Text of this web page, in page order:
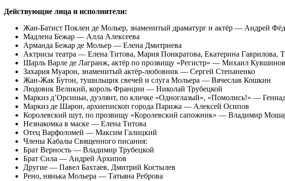
Действующие лица и исполнители:
Жан-Батист Поклен де Мольер, знаменитый драматург и актёр — Андрей
Мадлена Бежар — Алла Алексеева
Арманда Бежар де Мольер — Елена Дмитриева
Актрисы театра — Елена Титова, Мария Понкратова, Екатерина Гаврилова,
Шарль Варле де Лагранж, актёр по прозвищу «Регистр» — Михаил Кувшинов
Захария Муарон, знаменитый актёр-любовник — Сергей Степаненко
Жан-Жак Бутон, тушильщик свечей и слуга Мольера — Вячеслав Кошкин
Людовик Великий, король Франции — Николай Трубецкой
Маркиз д’Орсиньи, дуэлянт, по кличке «Одноглазый», «Помолись!» —
Маркиз де Шарон, архиепископ города Парижа — Алексей Осипов
Королевский шут, по прозвищу «Королевский сапожник» — Владимир
Незнакомка в маске — Елена Титова
Отец Варфоломей — Максим Галицкий
Члены Кабалы Священного писания:
Брат Верность — Владимир Трубецкой
Брат Сила — Андрей Архипов
Другие — Павел Бахтаев, Дмитрий Костылев
Рено, нянька Мольера — Татьяна Реброва